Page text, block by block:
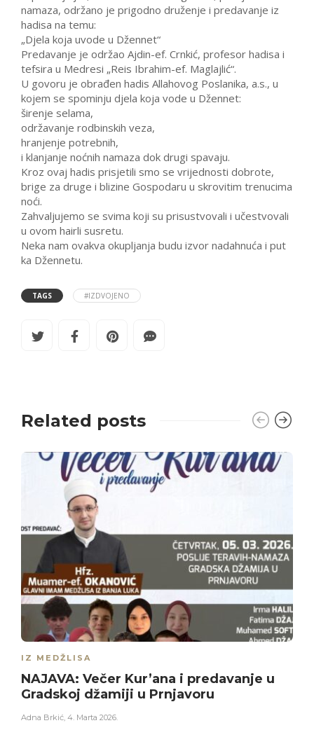
namaza, održano je prigodno druženje i predavanje iz
hadisa na temu:
„Djela koja uvode u Džennet“
Predavanje je održao Ajdin-ef. Crnkić, profesor hadisa i
tefsira u Medresi „Reis Ibrahim-ef. Maglajlić“.
U govoru je obrađen hadis Allahovog Poslanika, a.s., u
kojem se spominju djela koja vode u Džennet:
širenje selama,
održavanje rodbinskih veza,
hranjenje potrebnih,
i klanjanje noćnih namaza dok drugi spavaju.
Kroz ovaj hadis prisjetili smo se vrijednosti dobrote,
brige za druge i blizine Gospodaru u skrovitim trenucima
noći.
Zahvaljujemo se svima koji su prisustvovali i učestvovali
u ovom hairli susretu.
Neka nam ovakva okupljanja budu izvor nadahnuća i put
ka Džennetu.
TAGS #IZDVOJENO
Related posts
IZ MEDŽLISA
NAJAVA: Večer Kur’ana i predavanje u
Gradskoj džamiji u Prnjavoru
Adna Brkić, 4. Marta 2026.